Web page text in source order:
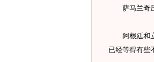
萨马兰奇
阿根廷和立
已经等得有些